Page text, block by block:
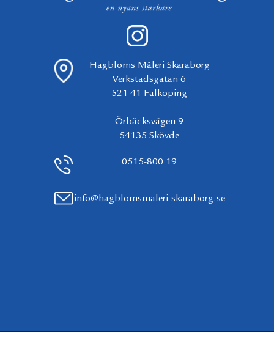
Hagbloms Måleri Skaraborg
Verkstadsgatan 6
521 41 Falköping
Örbäcksvägen 9
54135 Skövde
0515-800 19
info@hagblomsmaleri-skaraborg.se